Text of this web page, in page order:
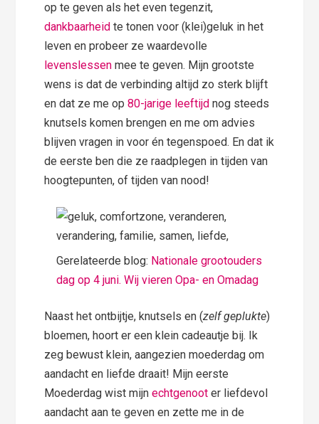
op te geven als het even tegenzit,
dankbaarheid te tonen voor (klei)geluk in het
leven en probeer ze waardevolle
levenslessen mee te geven. Mijn grootste
wens is dat de verbinding altijd zo sterk blijft
en dat ze me op80-jarige leeftijd nog steeds
knutsels komen brengen en me om advies
blijven vragen in voor én tegenspoed. En dat ik
de eerste ben die ze raadplegen in tijden van
hoogtepunten, of tijden van nood!
Gerelateerde blog: Nationale grootouders
dag op 4 juni. Wij vieren Opa- en Omadag
Naast het ontbijtje, knutsels en (zelf geplukte)
bloemen, hoort er een klein cadeautje bij. Ik
zeg bewust klein, aangezien moederdag om
aandacht en liefde draait! Mijn eerste
Moederdag wist mijnechtgenoot er liefdevol
aandacht aan te geven en zette me in de